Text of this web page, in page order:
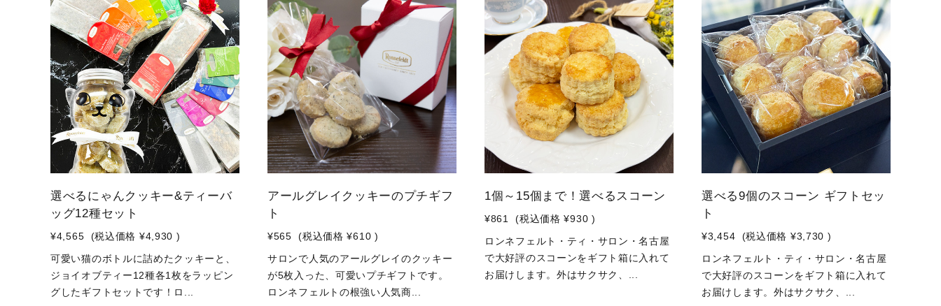
選べるにゃんクッキー&ティーバ
ッグ12種セット
¥4,565 (税込価格 ¥4,930 )
可愛い猫のボトルに詰めたクッキーと、
ジョイオブティー12種各1枚をラッピン
グしたギフトセットです！ロ...
アールグレイクッキーのプチギフ
ト
¥565 (税込価格 ¥610 )
サロンで人気のアールグレイのクッキー
が5枚入った、可愛いプチギフトです。
ロンネフェルトの根強い人気商...
1個～15個まで！選べるスコーン
¥861 (税込価格 ¥930 )
ロンネフェルト・ティ・サロン・名古屋
で大好評のスコーンをギフト箱に入れて
お届けします。外はサクサク、...
選べる9個のスコーン ギフトセッ
ト
¥3,454 (税込価格 ¥3,730 )
ロンネフェルト・ティ・サロン・名古屋
で大好評のスコーンをギフト箱に入れて
お届けします。外はサクサク、...